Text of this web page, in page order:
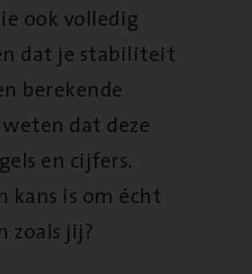
ook volledig
dat je stabiliteit
berekende
dat deze
en cijfers.
kans is om écht
zoals jij?